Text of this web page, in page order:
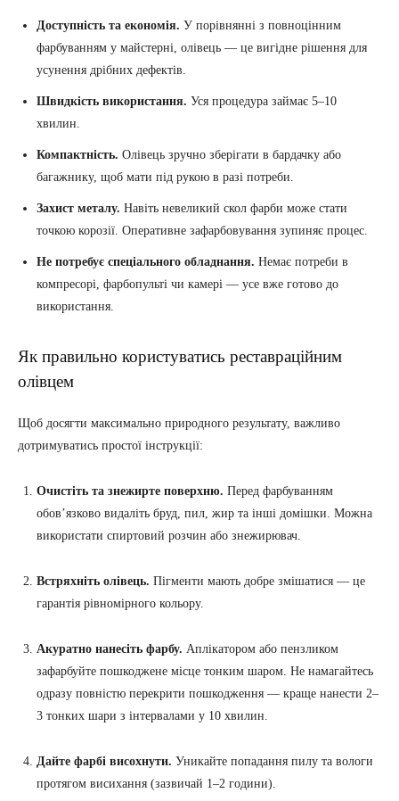
Доступність та економія. У порівнянні з повноцінним
фарбуванням у майстерні, олівець — це вигідне рішення для
усунення дрібних дефектів.
Швидкість використання. Уся процедура займає 5–10
хвилин.
Компактність. Олівець зручно зберігати в бардачку або
багажнику, щоб мати під рукою в разі потреби.
Захист металу. Навіть невеликий скол фарби може стати
точкою корозії. Оперативне зафарбовування зупиняє процес.
Не потребує спеціального обладнання. Немає потреби в
компресорі, фарбопульті чи камері — усе вже готово до
використання.
Як правильно користуватись реставраційним
олівцем
Щоб досягти максимально природного результату, важливо
дотримуватись простої інструкції:
Очистіть та знежирте поверхню. Перед фарбуванням
обов’язково видаліть бруд, пил, жир та інші домішки. Можна
використати спиртовий розчин або знежирювач.
Встряхніть олівець. Пігменти мають добре змішатися — це
гарантія рівномірного кольору.
Акуратно нанесіть фарбу. Аплікатором або пензликом
зафарбуйте пошкоджене місце тонким шаром. Не намагайтесь
одразу повністю перекрити пошкодження — краще нанести 2–
3 тонких шари з інтервалами у 10 хвилин.
Дайте фарбі висохнути. Уникайте попадання пилу та вологи
протягом висихання (зазвичай 1–2 години).